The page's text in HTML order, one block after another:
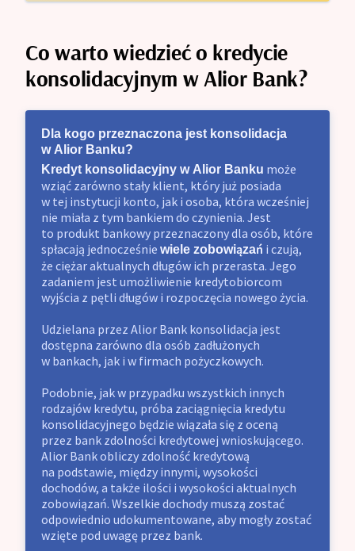
Co warto wiedzieć o kredycie
konsolidacyjnym w Alior Bank?
Dla kogo przeznaczona jest konsolidacja
w Alior Banku?
Kredyt konsolidacyjny w Alior Banku może
wziąć zarówno stały klient, który już posiada
w tej instytucji konto, jak i osoba, która wcześniej
nie miała z tym bankiem do czynienia. Jest
to produkt bankowy przeznaczony dla osób, które
spłacają jednocześnie wiele zobowiązań i czują,
że ciężar aktualnych długów ich przerasta. Jego
zadaniem jest umożliwienie kredytobiorcom
wyjścia z pętli długów i rozpoczęcia nowego życia.
Udzielana przez Alior Bank konsolidacja jest
dostępna zarówno dla osób zadłużonych
w bankach, jak i w firmach pożyczkowych.
Podobnie, jak w przypadku wszystkich innych
rodzajów kredytu, próba zaciągnięcia kredytu
konsolidacyjnego będzie wiązała się z oceną
przez bank zdolności kredytowej wnioskującego.
Alior Bank obliczy zdolność kredytową
na podstawie, między innymi, wysokości
dochodów, a także ilości i wysokości aktualnych
zobowiązań. Wszelkie dochody muszą zostać
odpowiednio udokumentowane, aby mogły zostać
wzięte pod uwagę przez bank.